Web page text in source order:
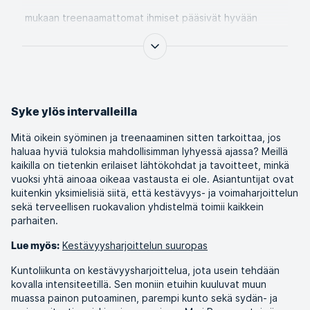
mukaan treenaamattomat ihmiset pääsivät hyvään
avulla, johon kuului korkeaintensiivistä harjoittelua.
Syke ylös intervalleilla
Mitä oikein syöminen ja treenaaminen sitten tarkoittaa, jos
haluaa hyviä tuloksia mahdollisimman lyhyessä ajassa? Meillä
kaikilla on tietenkin erilaiset lähtökohdat ja tavoitteet, minkä
vuoksi yhtä ainoaa oikeaa vastausta ei ole. Asiantuntijat ovat
kuitenkin yksimielisiä siitä, että kestävyys- ja voimaharjoittelun
sekä terveellisen ruokavalion yhdistelmä toimii kaikkein
parhaiten.
Lue myös: Kestävyysharjoittelun suuropas
Kuntoliikunta on kestävyysharjoittelua, jota usein tehdään
kovalla intensiteetillä. Sen moniin etuihin kuuluvat muun
muassa painon putoaminen, parempi kunto sekä sydän- ja